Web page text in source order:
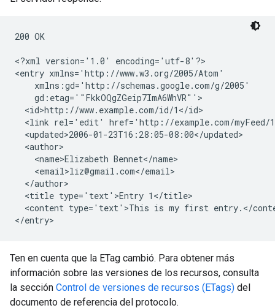
200 OK
<?xml version='1.0' encoding='utf-8'?>
<entry xmlns='http://www.w3.org/2005/Atom'
    xmlns:gd='http://schemas.google.com/g/2005'
    gd:etag='"FkkOQgZGeip7ImA6WhVR"'>
  <id>http://www.example.com/id/1</id>
<link rel='edit' href='http://example.com/myFeed/
  <updated>2006-01-23T16:28:05-08:00</updated>
  <author>
    <name>Elizabeth Bennet</name>
    <email>liz@gmail.com</email>
  </author>
  <title type='text'>Entry 1</title>
<content type='text'>This is my first entry.</
Ten en cuenta que la ETag cambió. Para obtener más
información sobre las versiones de los recursos, consulta
la sección Control de versiones de recursos (ETags) del
documento de referencia del protocolo.